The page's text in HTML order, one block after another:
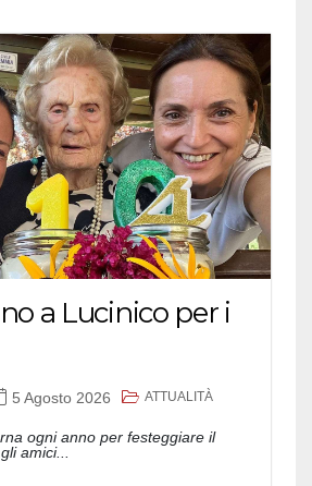
a Lucinico per i
5 Agosto 2026 ATTUALITÀ
ogni anno per festeggiare il
amici...